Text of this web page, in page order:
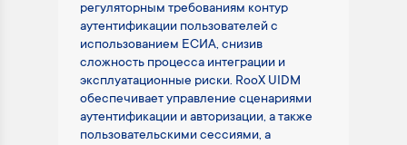
регуляторным требованиям контур
аутентификации пользователей с
использованием ЕСИА, снизив
сложность процесса интеграции и
эксплуатационные риски. RooX UIDM
обеспечивает управление сценариями
аутентификации и авторизации, а также
пользовательскими сессиями, а